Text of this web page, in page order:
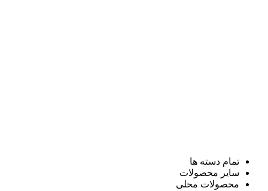
تمام دسته ها
سایر محصولات
محصولات محلی